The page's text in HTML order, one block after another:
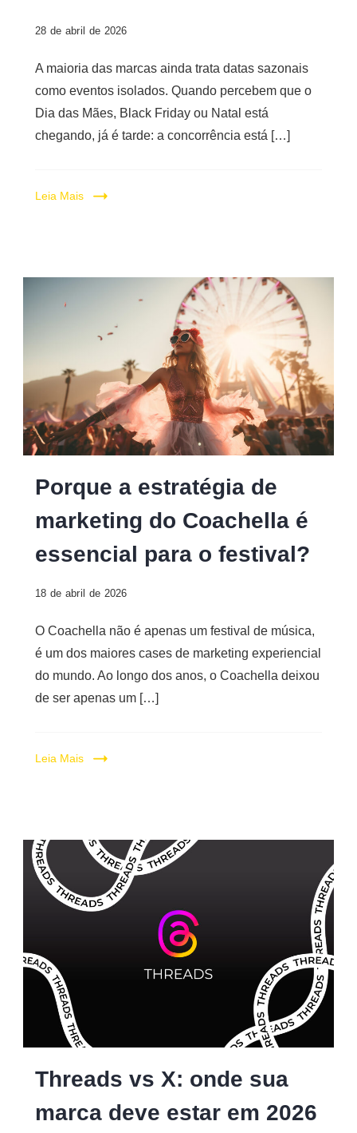
28 de abril de 2026
A maioria das marcas ainda trata datas sazonais
como eventos isolados. Quando percebem que o
Dia das Mães, Black Friday ou Natal está
chegando, já é tarde: a concorrência está […]
Leia Mais
Porque a estratégia de
marketing do Coachella é
essencial para o festival?
18 de abril de 2026
O Coachella não é apenas um festival de música,
é um dos maiores cases de marketing experiencial
do mundo. Ao longo dos anos, o Coachella deixou
de ser apenas um […]
Leia Mais
Threads vs X: onde sua
marca deve estar em 2026